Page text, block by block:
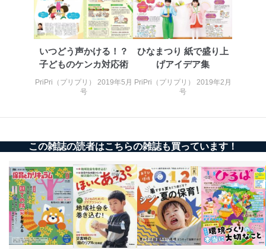
個人情報保護マネジメントシステムの継続的改善
当社は、内部監査及びマネジメントレビューの機会を通
じて、個人情報保護マネジメントシステムを継続的に改
善し、常に最良の状態を維持します。
苦情及び相談受付け窓口
貴殿の個人情報及び当社の個人情報保護マネジメントシ
株式会社富士山マガジンサービス 個人情報問い合わせ
TEL：0570-200-223
FAX：03-5459-7073
e-mail：cs@fujisan.co.jp
改訂：2025年2月20日
制定：2005年4月1日
株式会社富士山マガジンサービス
代表取締役会長 西野 伸一郎
いつどう声かける！？
子どものケンカ対応術
PriPri（プリプリ） 2019年5月
号
ひなまつり 紙で盛り上
げアイデア集
PriPri（プリプリ） 2019年2月
号
この雑誌の読者はこちらの雑誌も買っています！